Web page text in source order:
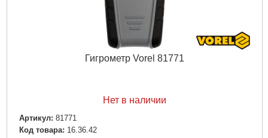
Гигрометр Vorel 81771
Нет в наличии
Артикул: 81771
Код товара: 16.36.42